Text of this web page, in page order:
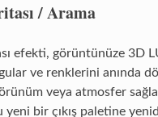
/ Arama
efekti, görüntünüze 3D
ve renklerini anında
veya atmosfer
bir çıkış paletine